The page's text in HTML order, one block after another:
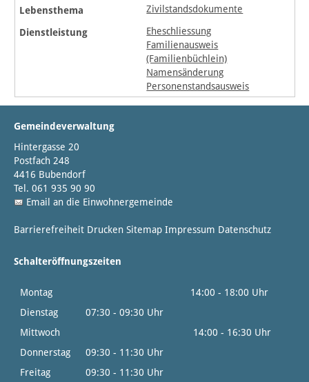
Zivilstandsdokumente
Eheschliessung
Familienausweis
(Familienbüchlein)
Namensänderung
Personenstandsausweis
Gemeindeverwaltung
Hintergasse 20
Postfach 248
4416 Bubendorf
Tel. 061 935 90 90
Email an die Einwohnergemeinde
Barrierefreiheit Drucken Sitemap Impressum Datenschutz
Schalteröffnungszeiten
Montag
14:00 - 18:00 Uhr
Dienstag
07:30 - 09:30 Uhr
Mittwoch
14:00 - 16:30 Uhr
Donnerstag
09:30 - 11:30 Uhr
Freitag
09:30 - 11:30 Uhr